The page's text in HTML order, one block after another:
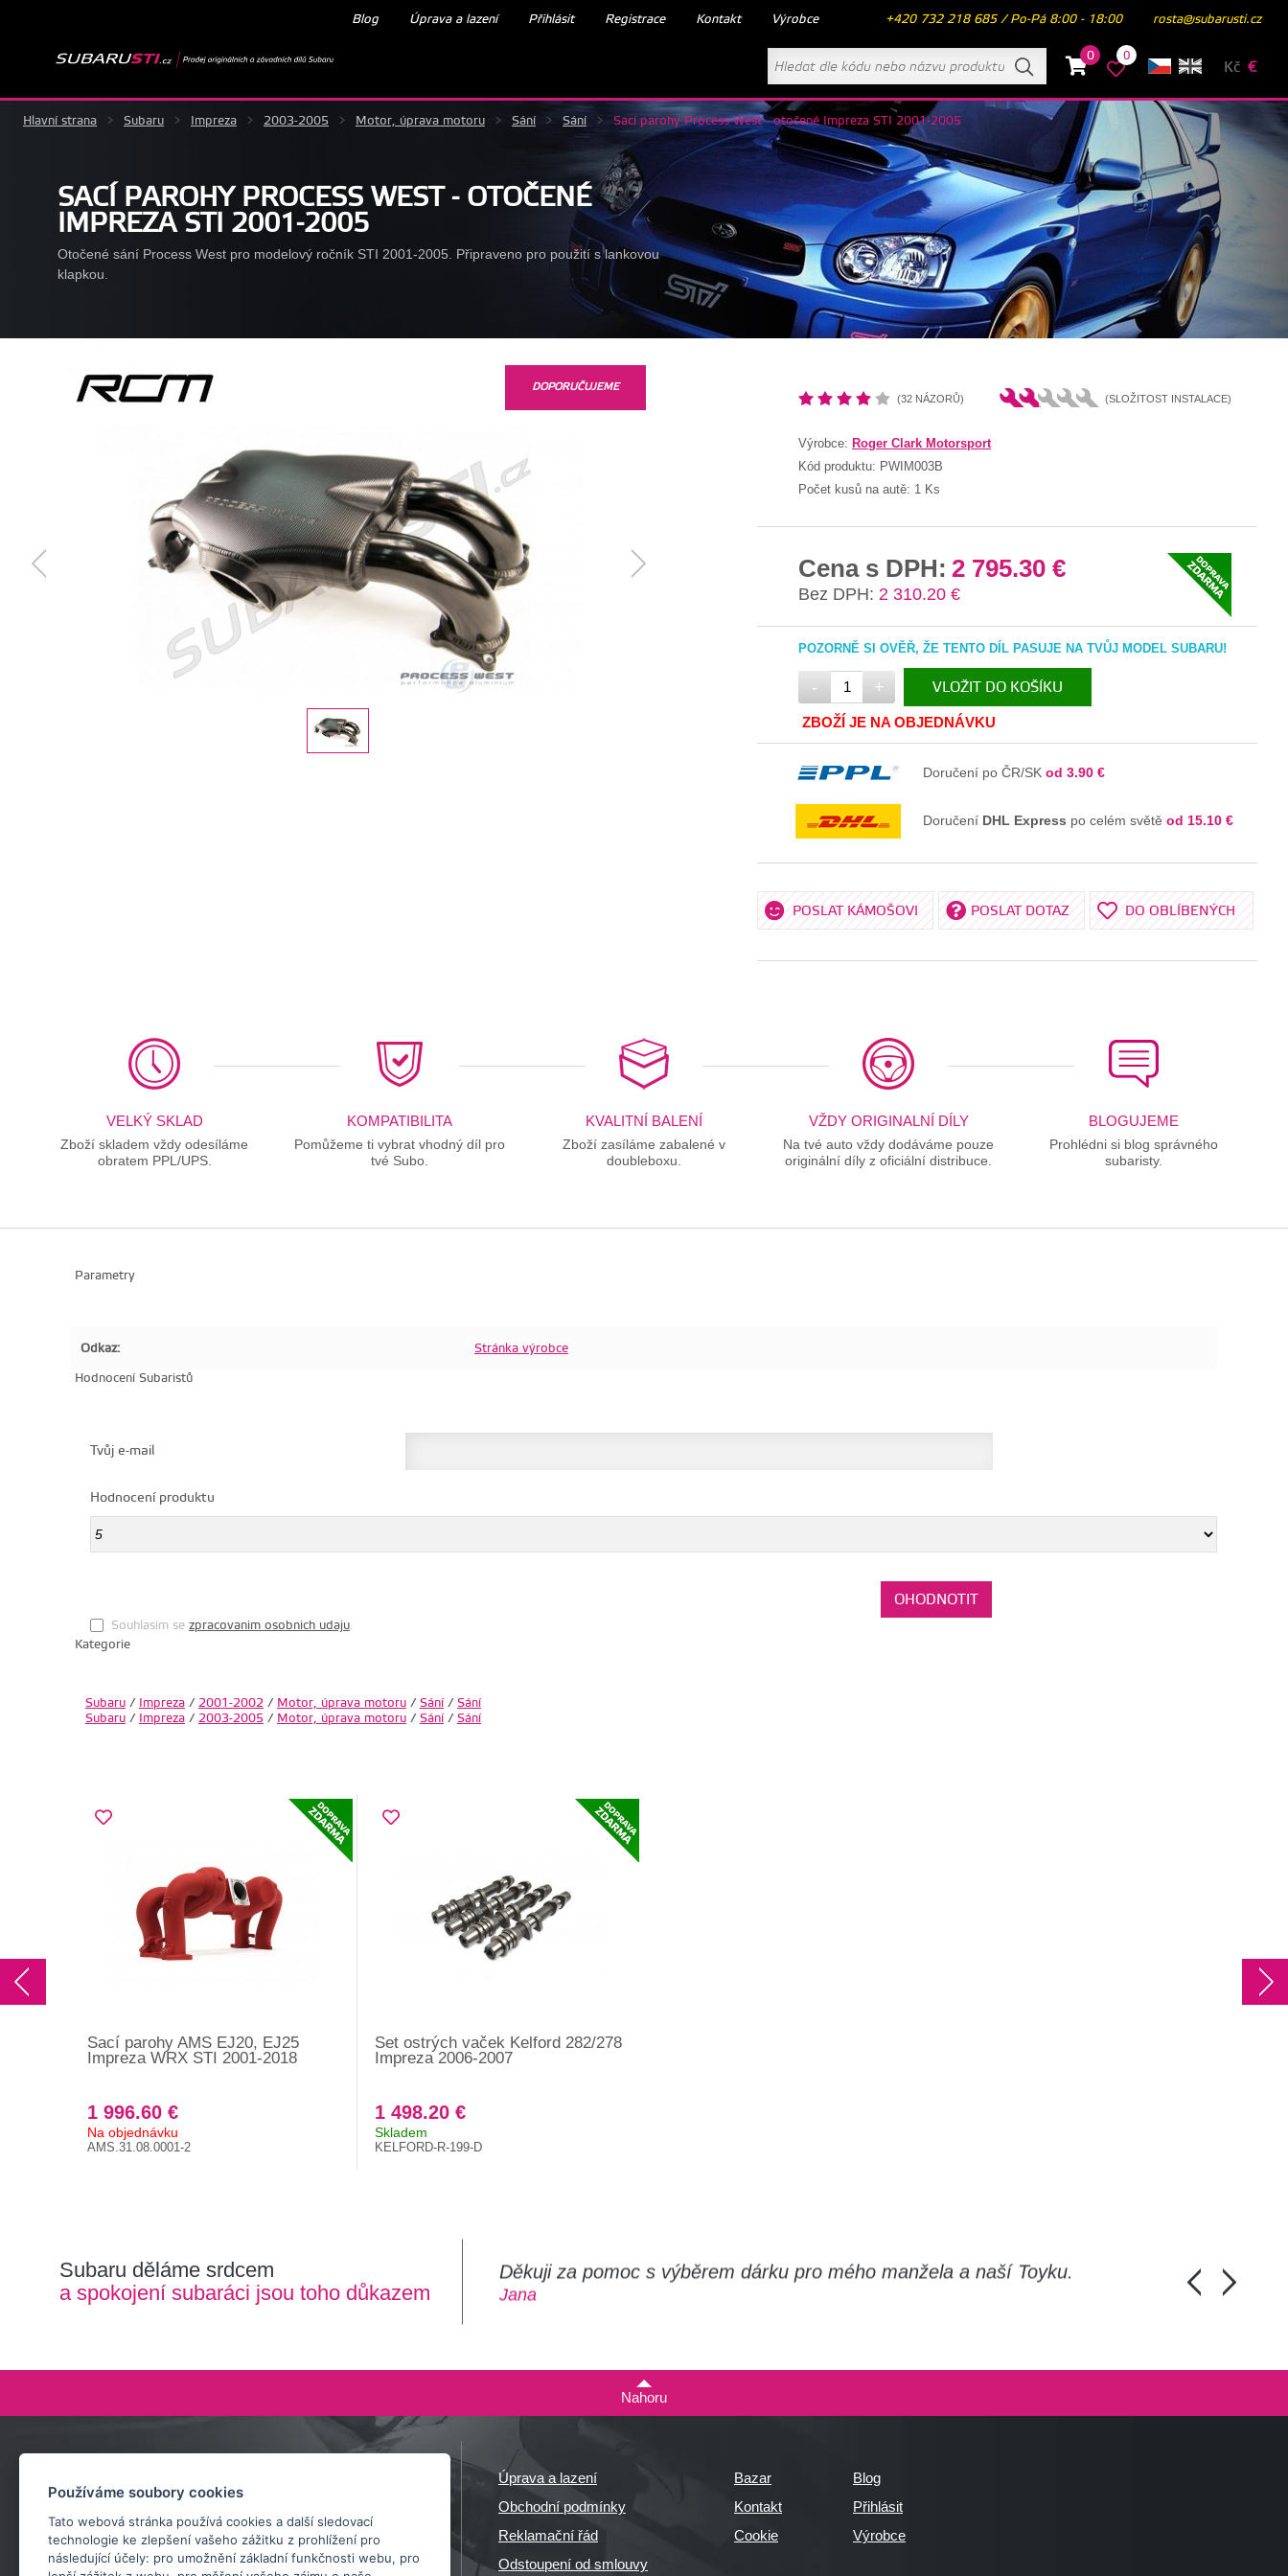
Používáme soubory cookies
Tato webová stránka používá cookies a další sledovací
technologie ke zlepšení vašeho zážitku z prohlížení pro
následující účely: pro umožnění základní funkčnosti webu, pro
Blog Úprava a lazení Přihlásit Registrace Kontakt Výrobce +420 732 218 685 / Po-Pá 8:00 - 18:00 rosta@subarusti.cz
0 0
Kč €
Hlavní strana > Subaru > Impreza > 2003-2005 > Motor, úprava motoru > Sání > Sání > Sací parohy Process West - otočené Impreza STI 2001-2005
SACÍ PAROHY PROCESS WEST - OTOČENÉ
IMPREZA STI 2001-2005
Otočené sání Process West pro modelový ročník STI 2001-2005. Připraveno pro použití s lankovou
klapkou.
DOPORUČUJEME
(32 NÁZORŮ) (SLOŽITOST INSTALACE)
Výrobce: Roger Clark Motorsport
Kód produktu: PWIM003B
Počet kusů na autě: 1 Ks
Cena s DPH: 2 795.30 €
Bez DPH: 2 310.20 €
POZORNĚ SI OVĚŘ, ŽE TENTO DÍL PASUJE NA TVŮJ MODEL SUBARU!
- + VLOŽIT DO KOŠÍKU
V KOŠÍKU
ZBOŽÍ JE NA OBJEDNÁVKU
Doručení po ČR/SK od 3.90 €
Doručení DHL Express po celém světě od 15.10 €
POSLAT KÁMOŠOVI POSLAT DOTAZ DO OBLÍBENÝCH
VELKÝ SKLAD
Zboží skladem vždy odesíláme
obratem PPL/UPS.
KOMPATIBILITA
Pomůžeme ti vybrat vhodný díl pro
tvé Subo.
KVALITNÍ BALENÍ
Zboží zasíláme zabalené v
doubleboxu.
VŽDY ORIGINALNÍ DÍLY
Na tvé auto vždy dodáváme pouze
originální díly z oficiální distribuce.
BLOGUJEME
Prohlédni si blog správného
subaristy.
Parametry
Odkaz:
Stránka výrobce
Hodnocení Subaristů
Tvůj e-mail
Hodnocení produktu
Souhlasim se zpracovanim osobnich udaju.
Kategorie
Subaru/ Impreza/ 2001-2002 / Motor, úprava motoru/ Sání/ Sání
Subaru/ Impreza/ 2003-2005/ Motor, úprava motoru/ Sání/ Sání
Sací parohy AMS EJ20, EJ25
Impreza WRX STI 2001-2018
1 996.60 €
Na objednávku
AMS.31.08.0001-2
Set ostrých vaček Kelford 282/278
Impreza 2006-2007
1 498.20 €
Skladem
KELFORD-R-199-D
Subaru děláme srdcem
a spokojení subaráci jsou toho důkazem
Děkuji za pomoc s výběrem dárku pro mého manžela a naší Toyku.
Jana
Chlapi, moc
Honza Pánka,
Nahoru
+420 732 218 685
rosta@subarusti.cz
Úprava a lazení
Obchodní podmínky
Reklamační řád
Odstoupení od smlouvy
Bazar
Kontakt
Cookie
Blog
Přihlásit
Výrobce